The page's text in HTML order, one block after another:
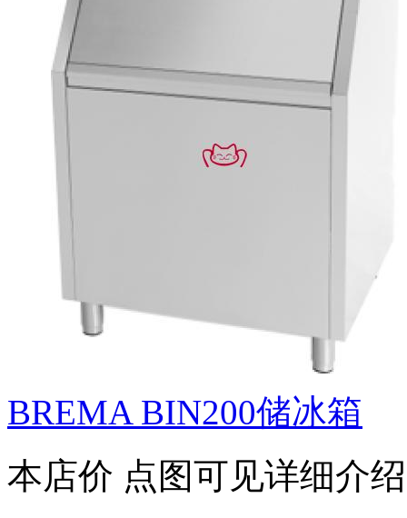
BREMA BIN200储冰箱
本店价 点图可见详细介绍